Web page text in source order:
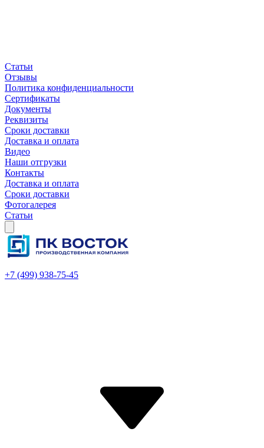
Статьи
Отзывы
Политика конфиденциальности
Сертификаты
Документы
Реквизиты
Сроки доставки
Доставка и оплата
Видео
Наши отгрузки
Контакты
Доставка и оплата
Сроки доставки
Фотогалерея
Статьи
+7 (499) 938-75-45